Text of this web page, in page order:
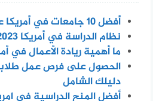
أفضل 10 جامعات في أمريكا عام 2023
نظام الدراسة في أمريكا 2023
ما أهمية ريادة الأعمال في
الحصول على فرص عمل
دليلك الشامل
أفضل المنح الدراسية في